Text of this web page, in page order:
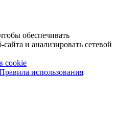
обеспечивать
и анализировать сетевой
cookie
использования